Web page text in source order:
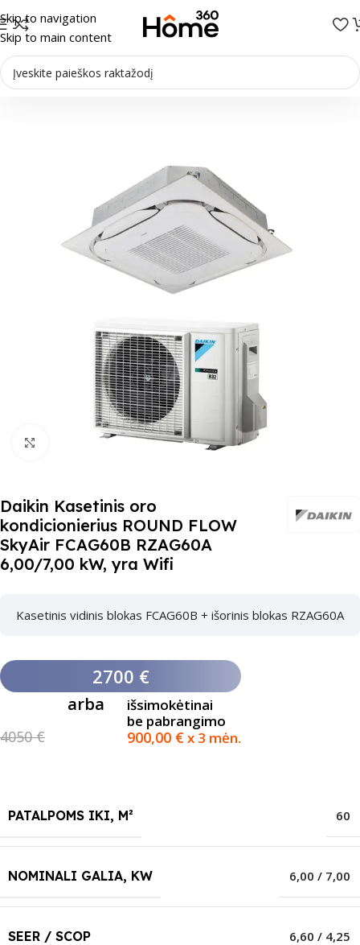
Skip to navigation
Skip to main content
Pradžia/Oro kondicionieriai/Kasetiniai kondicionieriai
Paspauskite čia, kad padidinti
Daikin Kasetinis oro
kondicionierius ROUND FLOW
SkyAir FCAG60B RZAG60A
6,00/7,00 kW, yra Wifi
Kasetinis vidinis blokas FCAG60B + išorinis blokas RZAG60A
2700 €
4050 €
arba
išsimokėtinai
be pabrangimo
900,00 €x 3 mėn.
PATALPOMS IKI, M² 60
NOMINALI GALIA, KW 6,00 / 7,00
SEER / SCOP 6,60 / 4,25